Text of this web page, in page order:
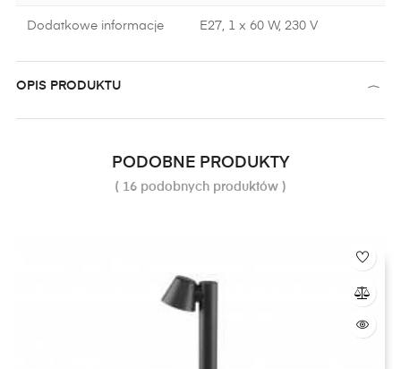
Dodatkowe informacje E27, 1 x 60 W, 230 V
OPIS PRODUKTU
PODOBNE PRODUKTY
( 16 podobnych produktów )